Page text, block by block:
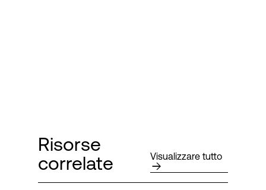
Risorse
correlate
Visualizzare tutto